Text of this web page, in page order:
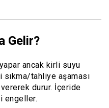
Gelir?
ancak kirli suyu
sıkma/tahliye aşaması
durur. İçeride
engeller.